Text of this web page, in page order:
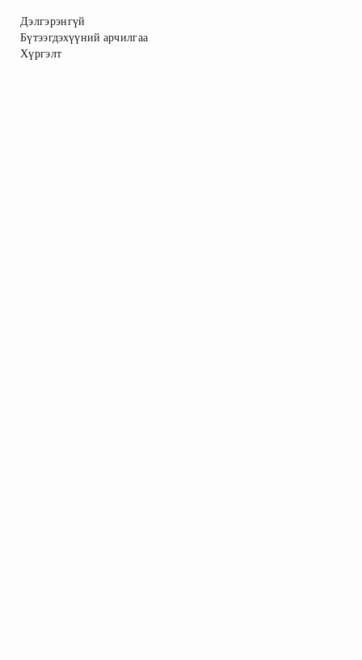
Дэлгэрэнгүй
Бүтээгдэхүүний арчилгаа
Хүргэлт